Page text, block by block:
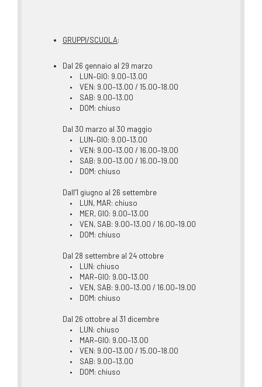
GRUPPI/SCUOLA:
Dal 26 gennaio al 29 marzo
• LUN–GIO: 9.00–13.00
• VEN: 9.00–13.00 / 15.00–18.00
• SAB: 9.00–13.00
• DOM: chiuso
Dal 30 marzo al 30 maggio
• LUN–GIO: 9.00–13.00
• VEN: 9.00–13.00 / 16.00–19.00
• SAB: 9.00–13.00 / 16.00–19.00
• DOM: chiuso
Dall’1 giugno al 26 settembre
• LUN, MAR: chiuso
• MER, GIO: 9.00–13.00
• VEN, SAB: 9.00–13.00 / 16.00–19.00
• DOM: chiuso
Dal 28 settembre al 24 ottobre
• LUN: chiuso
• MAR–GIO: 9.00–13.00
• VEN, SAB: 9.00–13.00 / 16.00–19.00
• DOM: chiuso
Dal 26 ottobre al 31 dicembre
• LUN: chiuso
• MAR–GIO: 9.00–13.00
• VEN: 9.00–13.00 / 15.00–18.00
• SAB: 9.00–13.00
• DOM: chiuso